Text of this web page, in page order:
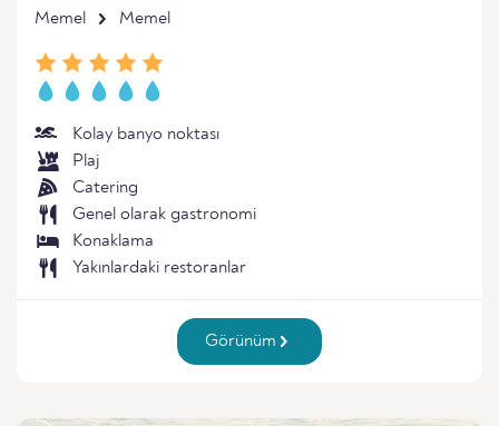
Memel Memel
Kolay banyo noktası
Plaj
Catering
Genel olarak gastronomi
Konaklama
Yakınlardaki restoranlar
Görünüm